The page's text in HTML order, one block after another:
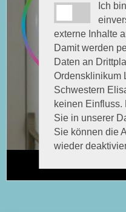
Ich
externe Inhalte
Damit werden
Daten an
Ordensklinikum
Schwestern
keinen Einfluss.
Sie in unserer
Sie können die
wieder